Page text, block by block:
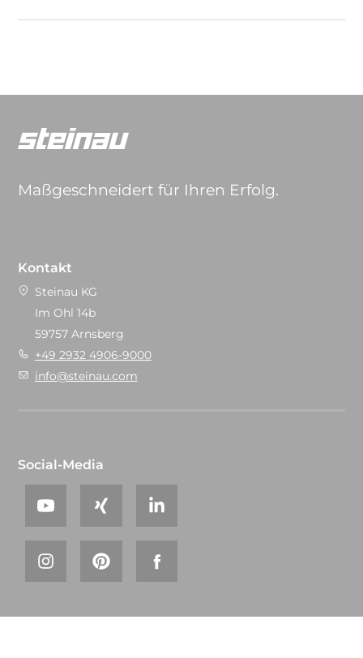
Maßgeschneidert für Ihren Erfolg.
Kontakt
Steinau KG
Im Ohl 14b
59757 Arnsberg
+49 2932 4906-9000
info@steinau.com
Social-Media